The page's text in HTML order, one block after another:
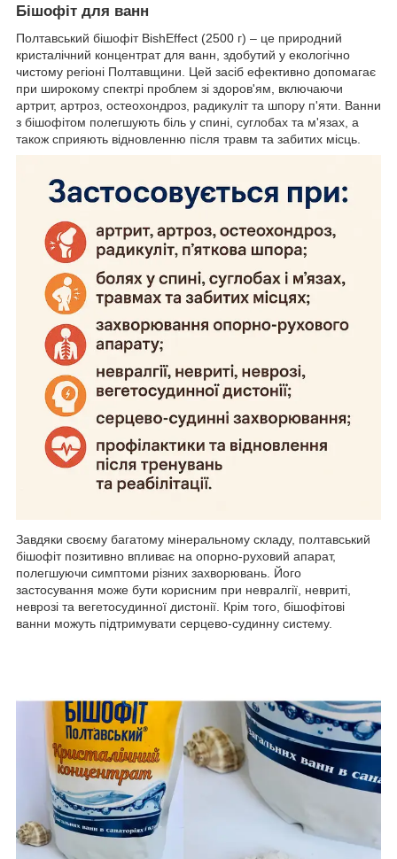
Бішофіт для ванн
Полтавський бішофіт BishEffect (2500 г) – це природний
кристалічний концентрат для ванн, здобутий у екологічно
чистому регіоні Полтавщини. Цей засіб ефективно допомагає
при широкому спектрі проблем зі здоров'ям, включаючи
артрит, артроз, остеохондроз, радикуліт та шпору п'яти. Ванни
з бішофітом полегшують біль у спині, суглобах та м'язах, а
також сприяють відновленню після травм та забитих місць.
Завдяки своєму багатому мінеральному складу, полтавський
бішофіт позитивно впливає на опорно-руховий апарат,
полегшуючи симптоми різних захворювань. Його
застосування може бути корисним при невралгії, невриті,
неврозі та вегетосудинної дистонії. Крім того, бішофітові
ванни можуть підтримувати серцево-судинну систему.